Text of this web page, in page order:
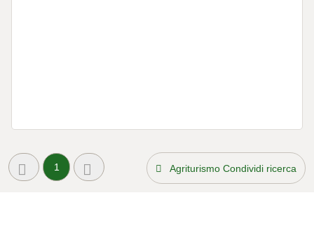
1 Agriturismo Condividi ricerca